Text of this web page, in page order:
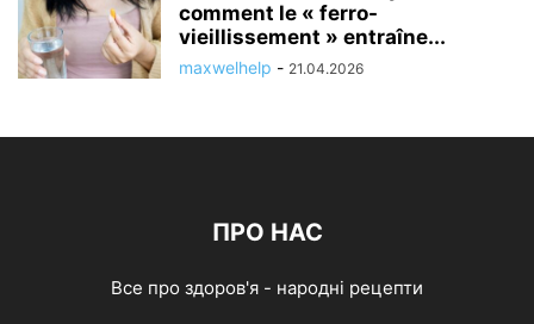
comment le « ferro-
vieillissement » entraîne...
maxwelhelp - 21.04.2026
ПРО НАС
Все про здоров'я - народні рецепти